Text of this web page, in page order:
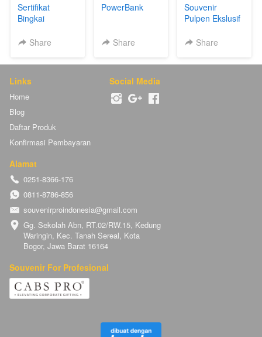
Sertifikat
Bingkai
Share
PowerBank
Share
Souvenir
Pulpen Ekslusif
Share
Links
Home
Blog
Daftar Produk
Konfirmasi Pembayaran
Social Media
Alamat
0251-8366-176
0811-8786-856
souvenirproindonesia@gmail.com
Gg. Sekolah Abn, RT.02/RW.15, Kedung
Waringin, Kec. Tanah Sereal, Kota
Bogor, Jawa Barat 16164
Souvenir For Profesional